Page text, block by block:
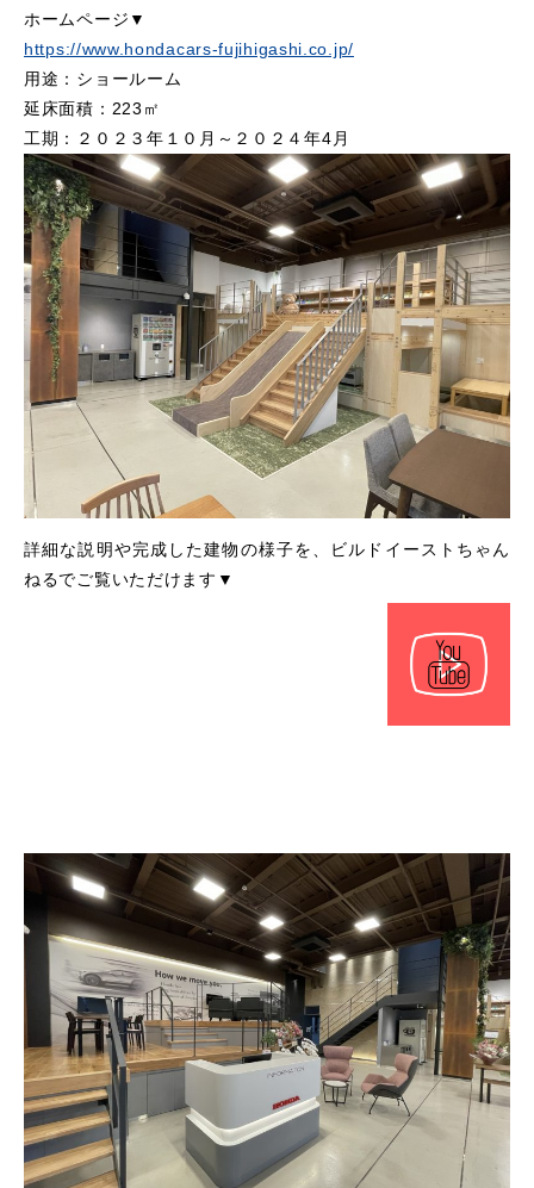
ホームページ▼
https://www.hondacars-fujihigashi.co.jp/
用途：ショールーム
延床面積：223㎡
工期：２０２３年１０月～２０２４年4月
詳細な説明や完成した建物の様子を、ビルドイーストちゃん
ねるでご覧いただけます▼